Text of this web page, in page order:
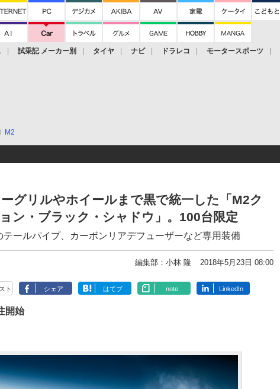
試乗記 メーカー別 タイヤ ナビ ドラレコ モータースポーツ
M2
グリルやホイールまで黒で統一した「M2ク
ン・ブラック・シャドウ」。100台限定
テールパイプ、カーボンリアデフューザーなど専用装備
編集部：小林 隆 2018年5月23日 08:00
ト シェア はてブ note LinkedIn
開始